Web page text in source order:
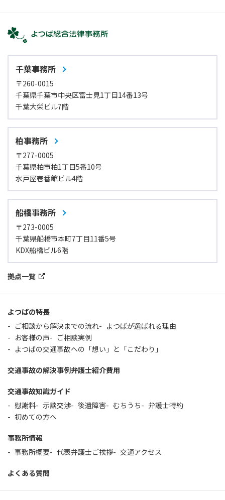
千葉事務所
〒260-0015
千葉県千葉市中央区富士見1丁目14番13号
千葉大栄ビル7階
柏事務所
〒277-0005
千葉県柏市柏1丁目5番10号
水戸屋壱番館ビル4階
船橋事務所
〒273-0005
千葉県船橋市本町7丁目11番5号
KDX船橋ビル6階
拠点一覧
よつばの特長
ご相談から解決までの流れ
よつばが選ばれる理由
お客様の声
ご相談実例
よつばの交通事故への「想い」と「こだわり」
交通事故の解決事例弁護士紹介費用
交通事故知識ガイド
慰謝料
示談交渉 後遺障害 むちうち
弁護士特約
初めての方へ
事務所情報
事務所概要
代表弁護士ご挨拶 交通アクセス
よくある質問